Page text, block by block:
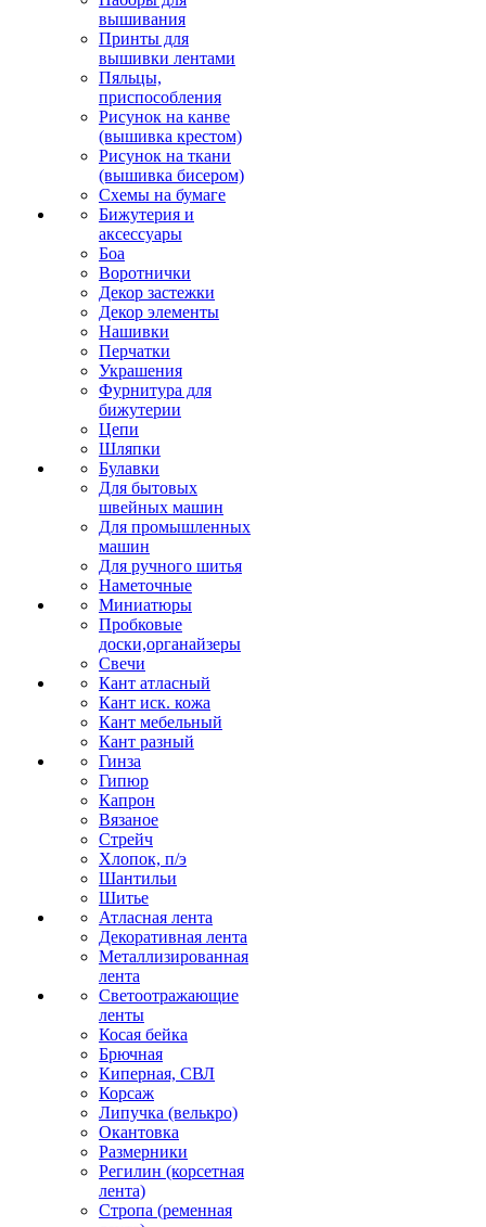
вышивания
Принты для
вышивки лентами
Пяльцы,
приспособления
Рисунок на канве
(вышивка крестом)
Рисунок на ткани
(вышивка бисером)
Схемы на бумаге
Бижутерия и
аксессуары
Боа
Воротнички
Декор застежки
Декор элементы
Нашивки
Перчатки
Украшения
Фурнитура для
бижутерии
Цепи
Шляпки
Булавки
Для бытовых
швейных машин
Для промышленных
машин
Для ручного шитья
Наметочные
Миниатюры
Пробковые
доски,органайзеры
Свечи
Кант атласный
Кант иск. кожа
Кант мебельный
Кант разный
Гинза
Гипюр
Капрон
Вязаное
Стрейч
Хлопок, п/э
Шантильи
Шитье
Атласная лента
Декоративная лента
Металлизированная
лента
Светоотражающие
ленты
Косая бейка
Брючная
Киперная, СВЛ
Корсаж
Липучка (велькро)
Окантовка
Размерники
Регилин (корсетная
лента)
Стропа (ременная